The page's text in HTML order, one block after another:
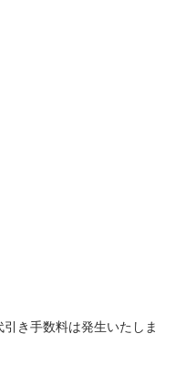
き手数料は発生いたしま